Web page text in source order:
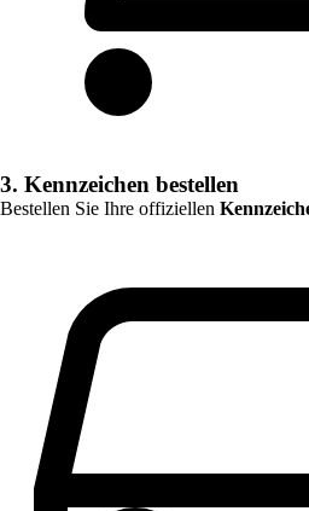
3. Kennzeichen bestellen
Bestellen Sie Ihre offiziellen